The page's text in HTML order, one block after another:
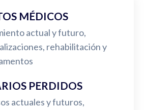
MÉDICOS
actual y futuro,
rehabilitación y
PERDIDOS
actuales y futuros,